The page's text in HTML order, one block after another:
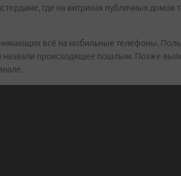
где на витринах публичных домов
всё на мобильные телефоны.
происходящее пошлым. Позже